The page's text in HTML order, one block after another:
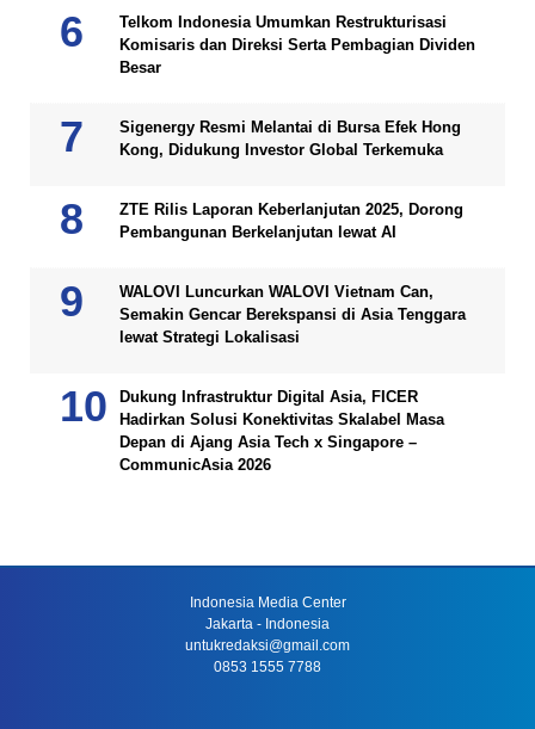
Telkom Indonesia Umumkan Restrukturisasi
Komisaris dan Direksi Serta Pembagian Dividen
Besar
Sigenergy Resmi Melantai di Bursa Efek Hong
Kong, Didukung Investor Global Terkemuka
ZTE Rilis Laporan Keberlanjutan 2025, Dorong
Pembangunan Berkelanjutan lewat AI
WALOVI Luncurkan WALOVI Vietnam Can,
Semakin Gencar Berekspansi di Asia Tenggara
lewat Strategi Lokalisasi
Dukung Infrastruktur Digital Asia, FICER
Hadirkan Solusi Konektivitas Skalabel Masa
Depan di Ajang Asia Tech x Singapore –
CommunicAsia 2026
Indonesia Media Center
Jakarta - Indonesia
untukredaksi@gmail.com
0853 1555 7788